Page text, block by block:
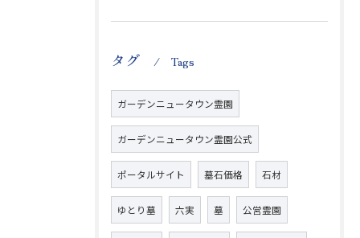
タグ Tags
ガーデンニュータウン霊園
ガーデンニュータウン霊園公式
ポータルサイト 墓石価格 石材
ゆとり墓 六実 墓 公営霊園